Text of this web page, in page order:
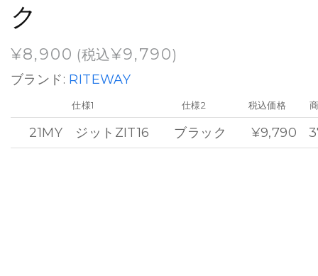
ク
¥8,900 (税込¥9,790)
ブランド: RITEWAY
仕様1
21MY ジットZIT16
仕様2
ブラック
税込価格
¥9,790